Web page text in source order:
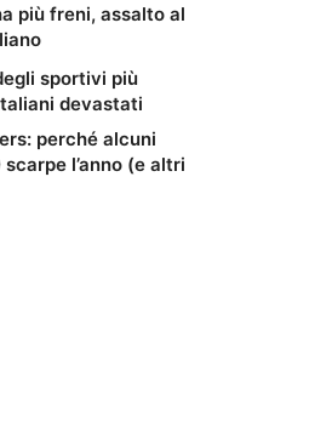
più freni, assalto al
sportivi più
devastati
perché alcuni
l’anno (e altri